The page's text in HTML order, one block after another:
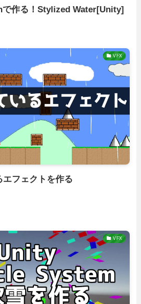
で作る！Stylized Water[Unity]
VFX
フェクトを作る
VFX